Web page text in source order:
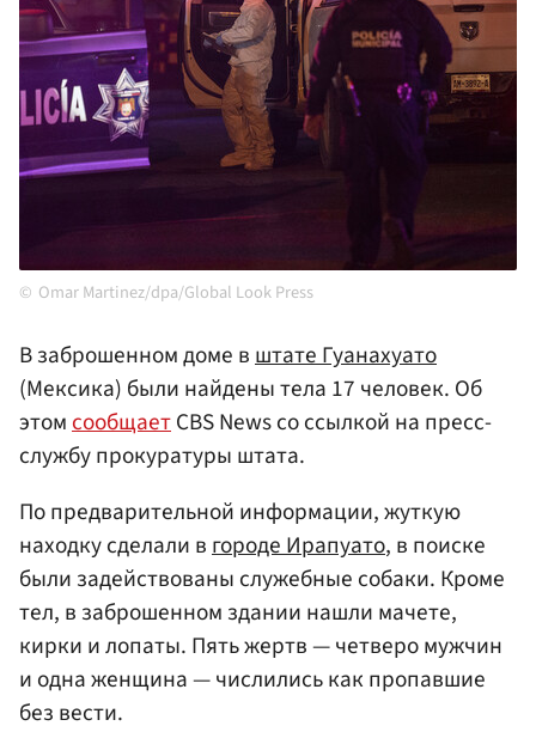
Omar Martinez/dpa/Global Look Press
В заброшенном доме вштате Гуанахуато
(Мексика) были найдены тела 17 человек. Об
этомсообщаетCBS News со ссылкой на пресс-
службу прокуратуры штата.
По предварительной информации, жуткую
находку сделали вгороде Ирапуато, в поиске
были задействованы служебные собаки. Кроме
тел, в заброшенном здании нашли мачете,
кирки и лопаты. Пять жертв — четверо мужчин
и одна женщина — числились как пропавшие
без вести.